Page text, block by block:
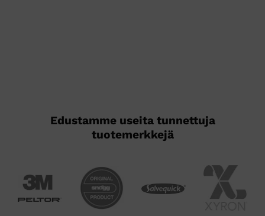
Edustamme useita tunnettuja
tuotemerkkejä